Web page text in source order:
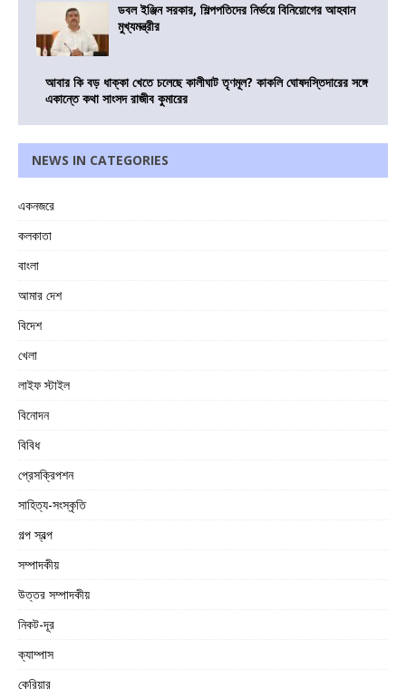
ডবল ইঞ্জিন সরকার, শিল্পপতিদের নির্ভয়ে বিনিয়োগের আহবান
মুখ্যমন্ত্রীর
আবার কি বড় ধাক্কা খেতে চলেছে কালীঘাট তৃণমূল? কাকলি ঘোষদস্তিদারের সঙ্গে
একান্তে কথা সাংসদ রাজীব কুমারের
NEWS IN CATEGORIES
একনজরে
কলকাতা
বাংলা
আমার দেশ
বিদেশ
খেলা
লাইফ স্টাইল
বিনোদন
বিবিধ
প্রেসক্রিপশন
সাহিত্য-সংস্কৃতি
গল্প স্বল্প
সম্পাদকীয়
উত্তর সম্পাদকীয়
নিকট-দূর
ক্যাম্পাস
কেরিয়ার